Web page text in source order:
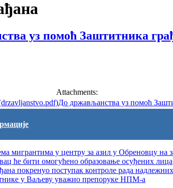
уз помоћ Заштитника
Attachments:
До држављанства уз помоћ
мигрантима у центру за азил у Обреновцу на
ће бити омогућено образовање осуђених лица
покренуо поступак контроле рада
у Ваљеву уважио препоруке НПМ-а